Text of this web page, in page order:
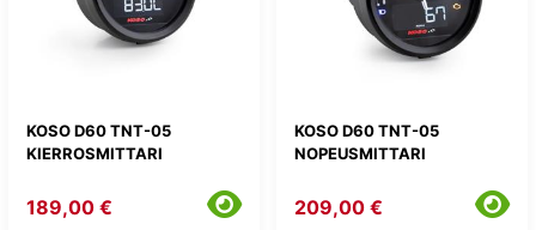
KOSO D60 TNT-05
KIERROSMITTARI
189,00 €
KOSO D60 TNT-05
NOPEUSMITTARI
209,00 €